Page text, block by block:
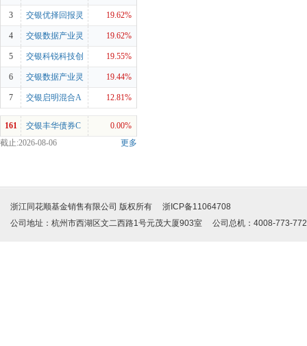
活配置混合A
3 交银优择回报灵
活配置混合C
19.62%
4 交银数据产业灵
活配置混合A
19.62%
5 交银科锐科技创
新混合C
19.55%
6 交银数据产业灵
活配置混合C
19.44%
7 交银启明混合A 12.81%
161 交银丰华债券C
0.00%
截止:2026-08-06
更多
浙江同花顺基金销售有限公司 版权所有 浙ICP备11064708
公司地址：杭州市西湖区文二西路1号元茂大厦903室 公司总机：4008-773-772